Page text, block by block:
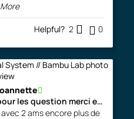
Helpful? 2 0
les question merci encore
2 ams encore plus de